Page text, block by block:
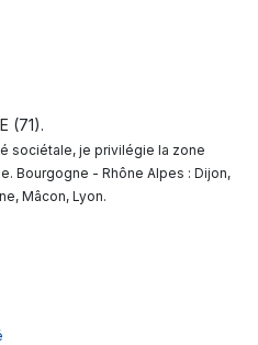
(71).
sociétale, je privilégie la zone
Bourgogne - Rhône Alpes : Dijon,
Mâcon, Lyon.